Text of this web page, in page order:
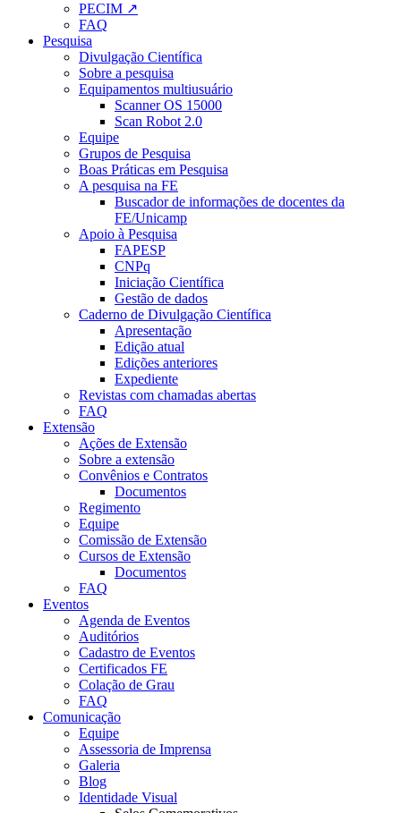
PECIM ↗
FAQ
Pesquisa
Divulgação Científica
Sobre a pesquisa
Equipamentos multiusuário
Scanner OS 15000
Scan Robot 2.0
Equipe
Grupos de Pesquisa
Boas Práticas em Pesquisa
A pesquisa na FE
Buscador de informações de docentes da
FE/Unicamp
Apoio à Pesquisa
FAPESP
CNPq
Iniciação Científica
Gestão de dados
Caderno de Divulgação Científica
Apresentação
Edição atual
Edições anteriores
Expediente
Revistas com chamadas abertas
FAQ
Extensão
Ações de Extensão
Sobre a extensão
Convênios e Contratos
Documentos
Regimento
Equipe
Comissão de Extensão
Cursos de Extensão
Documentos
FAQ
Eventos
Agenda de Eventos
Auditórios
Cadastro de Eventos
Certificados FE
Colação de Grau
FAQ
Comunicação
Equipe
Assessoria de Imprensa
Galeria
Blog
Identidade Visual